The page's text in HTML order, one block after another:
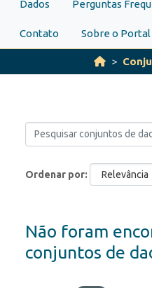
Dados Perguntas
Contato Sobre o Portal
Ordenar por
Não foram
conjuntos de